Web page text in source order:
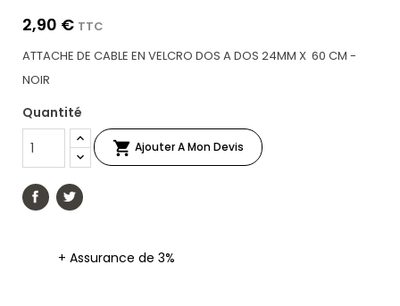
2,90 € TTC
ATTACHE DE CABLE EN VELCRO DOS A DOS 24MM X 60 CM -
NOIR
Quantité
 Ajouter A Mon Devis
+ Assurance de 3%